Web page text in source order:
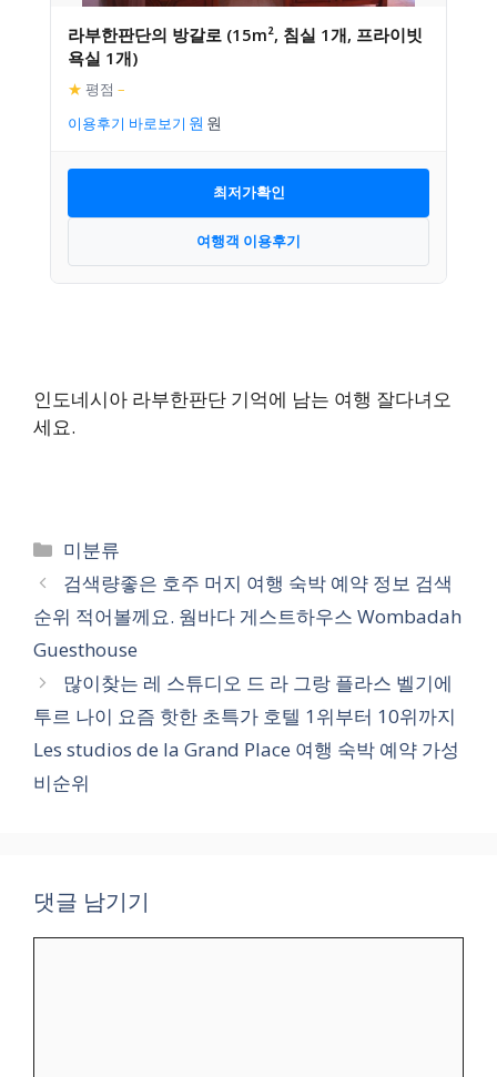
라부한판단의 방갈로 (15m², 침실 1개, 프라이빗
욕실 1개)
★ 평점 –
이용후기 바로보기
최저가확인
여행객 이용후기
인도네시아 라부한판단 기억에 남는 여행 잘다녀오
세요.
카
테
고
리
미분류
검색량좋은 호주 머지 여행 숙박 예약 정보 검색
순위 적어볼께요. 웜바다 게스트하우스 Wombadah
Guesthouse
많이찾는 레 스튜디오 드 라 그랑 플라스 벨기에
투르 나이 요즘 핫한 초특가 호텔 1위부터 10위까지
Les studios de la Grand Place 여행 숙박 예약 가성
비순위
댓글 남기기